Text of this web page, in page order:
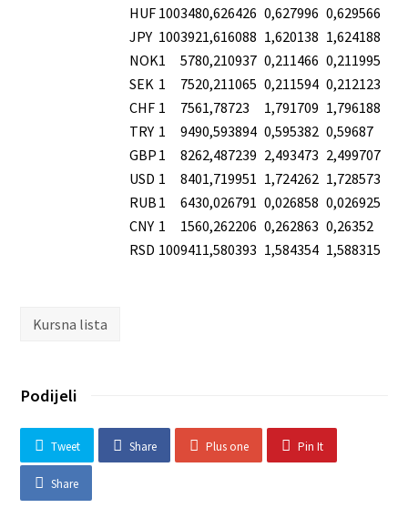
HUF 1003480,626426 0,627996 0,629566
JPY 1003921,616088 1,620138 1,624188
NOK1 5780,210937 0,211466 0,211995
SEK 1 7520,211065 0,211594 0,212123
CHF 1 7561,78723 1,791709 1,796188
TRY 1 9490,593894 0,595382 0,59687
GBP 1 8262,487239 2,493473 2,499707
USD 1 8401,719951 1,724262 1,728573
RUB 1 6430,026791 0,026858 0,026925
CNY 1 1560,262206 0,262863 0,26352
RSD 1009411,580393 1,584354 1,588315
Kursna lista
Podijeli
Tweet Share Plus one Pin It
Share